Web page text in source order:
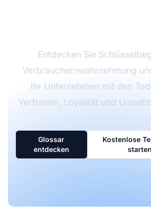
Entdecken Sie
Verbrauchernwahrnehmung
Ihr Unternehmen mit den
Vertrauen, Loyalität und
Glossar
entdecken
Kostenlose
starten